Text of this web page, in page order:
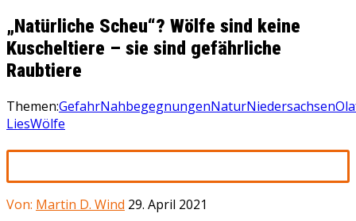
„Natürliche Scheu“? Wölfe sind keine
Kuscheltiere – sie sind gefährliche
Raubtiere
Themen:GefahrNahbegegnungenNaturNiedersachsen
LiesWölfe
Von: Martin D. Wind 29. April 2021